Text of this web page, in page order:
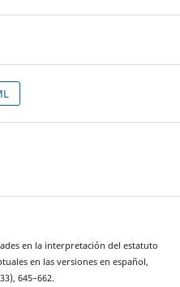
en la interpretación del estatuto
en las versiones en español,
645–662.